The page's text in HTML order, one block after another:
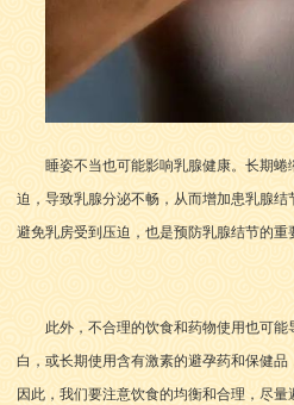
睡姿不当也可能影响乳腺健康。长期
迫，导致乳腺分泌不畅，从而增加患乳腺结
避免乳房受到压迫，也是预防乳腺结节的重
此外，不合理的饮食和药物使用也可
白，或长期使用含有激素的避孕药和保健品
因此，我们要注意饮食的均衡和合理，尽量